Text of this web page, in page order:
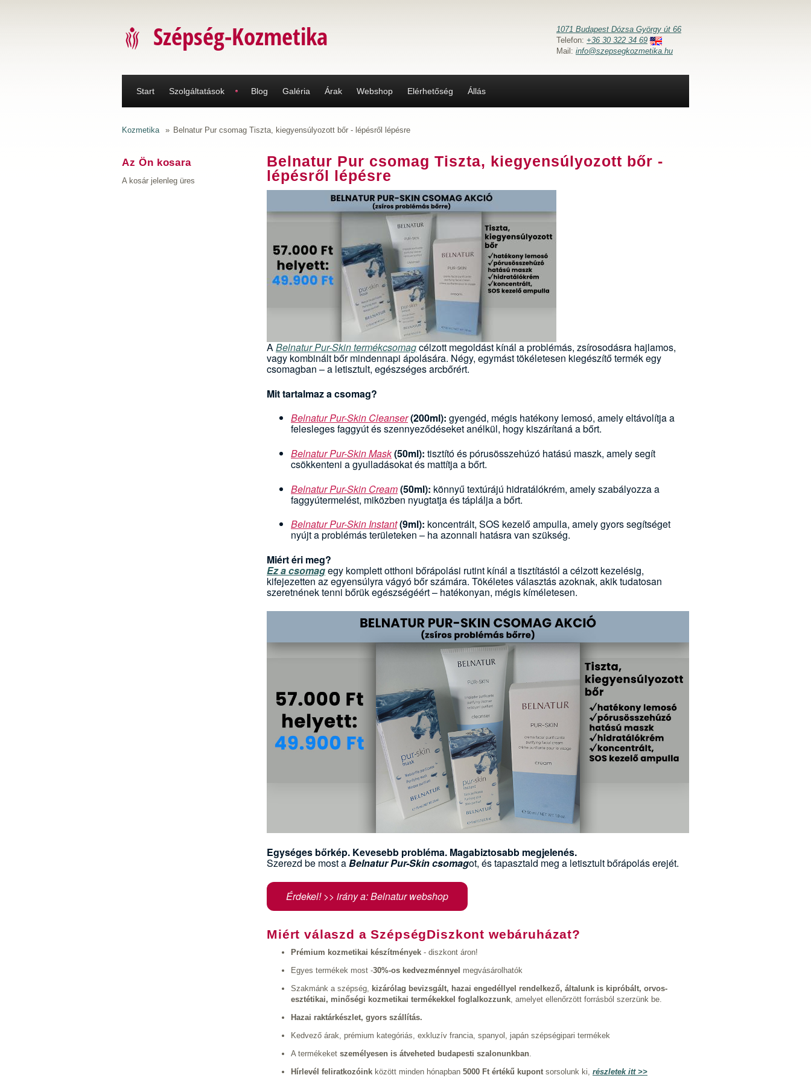
Szépség-Kozmetika
1071 Budapest Dózsa György út 66
Telefon: +36 30 322 34 69
Mail: info@szepsegkozmetika.hu
Start Szolgáltatások Blog Galéria Árak Webshop Elérhetőség Állás
Kozmetika » Belnatur Pur csomag Tiszta, kiegyensúlyozott bőr - lépésről lépésre
Az Ön kosara
A kosár jelenleg üres
Belnatur Pur csomag Tiszta, kiegyensúlyozott bőr -
lépésről lépésre
ABelnatur Pur-Skin termékcsomagcélzott megoldást kínál a problémás, zsírosodásra hajlamos,
vagy kombinált bőr mindennapi ápolására. Négy, egymást tökéletesen kiegészítő termék egy
csomagban – a letisztult, egészséges arcbőrért.
Mit tartalmaz a csomag?
Belnatur Pur-Skin Cleanser(200ml): gyengéd, mégis hatékony lemosó, amely eltávolítja a
felesleges faggyút és szennyeződéseket anélkül, hogy kiszárítaná a bőrt.
Belnatur Pur-Skin Mask(50ml): tisztító és pórusösszehúzó hatású maszk, amely segít
csökkenteni a gyulladásokat és mattítja a bőrt.
Belnatur Pur-Skin Cream(50ml): könnyű textúrájú hidratálókrém, amely szabályozza a
faggyútermelést, miközben nyugtatja és táplálja a bőrt.
Belnatur Pur-Skin Instant(9ml): koncentrált, SOS kezelő ampulla, amely gyors segítséget
nyújt a problémás területeken – ha azonnali hatásra van szükség.
Miért éri meg?
Ez a csomagegy komplett otthoni bőrápolási rutint kínál a tisztítástól a célzott kezelésig,
kifejezetten az egyensúlyra vágyó bőr számára. Tökéletes választás azoknak, akik tudatosan
szeretnének tenni bőrük egészségéért – hatékonyan, mégis kíméletesen.
Egységes bőrkép. Kevesebb probléma. Magabiztosabb megjelenés.
Szerezd be most aBelnatur Pur-Skin csomagot, és tapasztald meg a letisztult bőrápolás erejét.
Érdekel! >> irány a: Belnatur webshop
Miért válaszd a SzépségDiszkont webáruházat?
Prémium kozmetikai készítmények - diszkont áron!
Egyes termékek most -30%-os kedvezménnyel megvásárolhatók
Szakmánk a szépség, kizárólag bevizsgált, hazai engedéllyel rendelkező, általunk is kipróbált, orvos-
esztétikai, minőségi kozmetikai termékekkel foglalkozzunk, amelyet ellenőrzött forrásból szerzünk be.
Hazai raktárkészlet, gyors szállítás.
Kedvező árak, prémium kategóriás, exkluzív francia, spanyol, japán szépségipari termékek
A termékeket személyesen is átveheted budapesti szalonunkban.
Hírlevél feliratkozóink között minden hónapban 5000 Ft értékű kupontsorsolunk ki, részletek itt >>